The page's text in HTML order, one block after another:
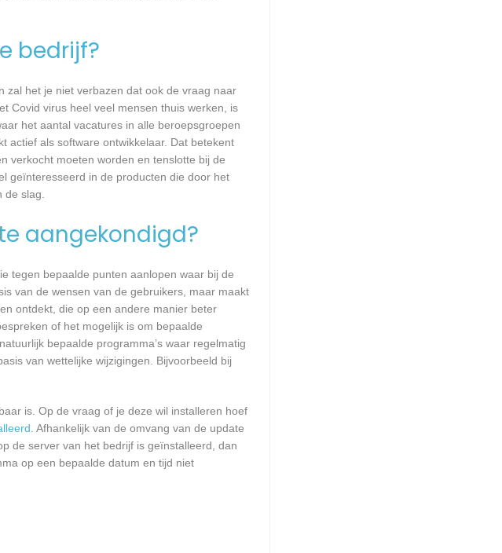
bedrijf?
zal het je niet verbazen dat ook de vraag naar
Covid virus heel veel mensen thuis werken, is
het aantal vacatures in alle beroepsgroepen
actief als software ontwikkelaar. Dat betekent
verkocht moeten worden en tenslotte bij de
geïnteresseerd in de producten die door het
slag.
aangekondigd?
tegen bepaalde punten aanlopen waar bij de
van de wensen van de gebruikers, maar maakt
ontdekt, die op een andere manier beter
of het mogelijk is om bepaalde
bepaalde programma’s waar regelmatig
van wettelijke wijzigingen. Bijvoorbeeld bij
is. Op de vraag of je deze wil installeren hoef
. Afhankelijk van de omvang van de update
de server van het bedrijf is geïnstalleerd, dan
op een bepaalde datum en tijd niet